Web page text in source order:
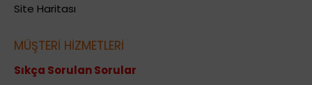
Site Haritası
MÜŞTERİ HİZMETLERİ
Sıkça Sorulan Sorular